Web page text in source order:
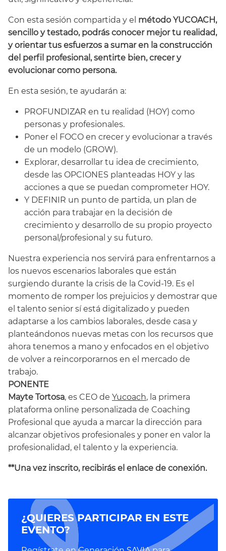
Con esta sesión compartida y el método YUCOACH,
sencillo y testado, podrás conocer mejor tu realidad,
y orientar tus esfuerzos a sumar en la construcción
del perfil profesional, sentirte bien, crecer y
evolucionar como persona.
En esta sesión, te ayudarán a:
PROFUNDIZAR en tu realidad (HOY) como
personas y profesionales.
Poner el FOCO en crecer y evolucionar a través
de un modelo (GROW).
Explorar, desarrollar tu idea de crecimiento,
desde las OPCIONES planteadas HOY y las
acciones a que se puedan comprometer HOY.
Y DEFINIR un punto de partida, un plan de
acción para trabajar en la decisión de
crecimiento y desarrollo de su propio proyecto
personal/profesional y su futuro.
Nuestra experiencia nos servirá para enfrentarnos a
los nuevos escenarios laborales que están
surgiendo durante la crisis de la Covid-19. Es el
momento de romper los prejuicios y demostrar que
el talento senior sí está digitalizado y pueden
adaptarse a los cambios laborales, desde casa y
planteándonos nuevas metas con los recursos que
ahora tenemos a mano y enfocados en el objetivo
de volver a reincorporarnos en el mercado de
trabajo.
PONENTE
Mayte Tortosa, es CEO de Yucoach, la primera
plataforma online personalizada de Coaching
Profesional que ayuda a marcar la dirección para
alcanzar objetivos profesionales y poner en valor la
profesionalidad, el talento y la experiencia.
**Una vez inscrito, recibirás el enlace de conexión.
¿QUIERES PARTICIPAR EN ESTE
EVENTO?